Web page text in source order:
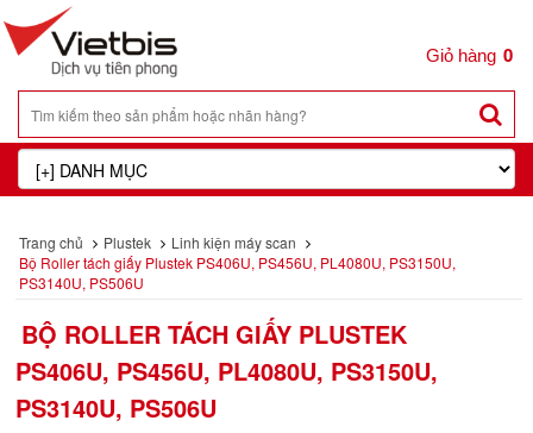
0
Trang chủ Plustek
Linh kiện máy scan
Bộ Roller tách giấy Plustek PS406U, PS456U, PL4080U, PS3150U,
PS3140U, PS506U
BỘ ROLLER TÁCH GIẤY PLUSTEK
PS406U, PS456U, PL4080U, PS3150U,
PS3140U, PS506U